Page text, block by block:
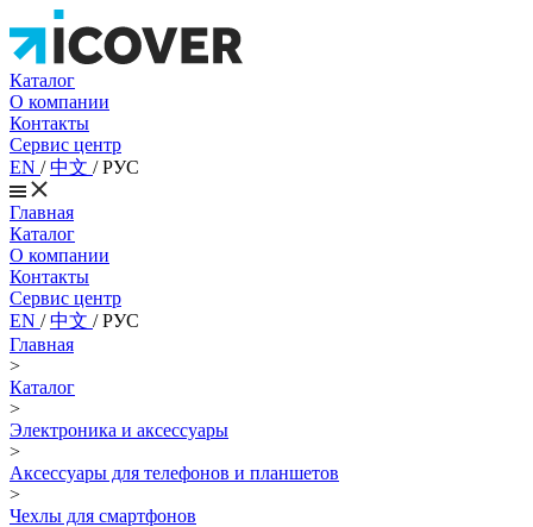
Каталог
О компании
Контакты
Сервис центр
EN /中文 /РУС
Главная
Каталог
О компании
Контакты
Сервис центр
EN /中文 /РУС
Главная
>
Каталог
>
Электроника и аксессуары
>
Аксессуары для телефонов и планшетов
>
Чехлы для смартфонов